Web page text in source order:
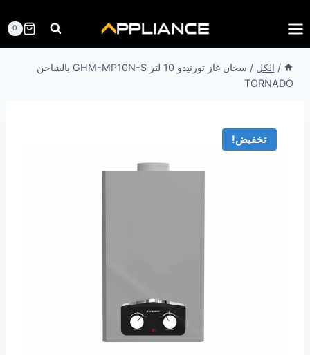
إلى
المحتوى
0
/ الكل /
سخان غاز تورنيدو 10 لتر GHM-MP10N-S بالشاحن
TORNADO
تخفيض!